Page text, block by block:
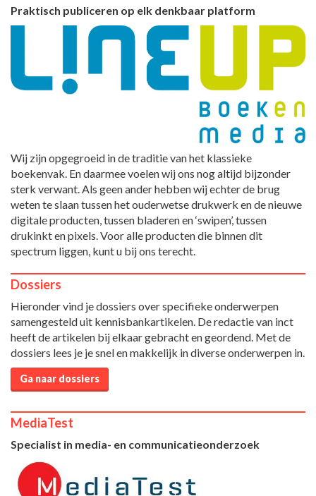
Praktisch publiceren op elk denkbaar platform
Wij zijn opgegroeid in de traditie van het klassieke
boekenvak. En daarmee voelen wij ons nog altijd bijzonder
sterk verwant. Als geen ander hebben wij echter de brug
weten te slaan tussen het ouderwetse drukwerk en de nieuwe
digitale producten, tussen bladeren en ‘swipen’, tussen
drukinkt en pixels. Voor alle producten die binnen dit
spectrum liggen, kunt u bij ons terecht.
Dossiers
Hieronder vind je dossiers over specifieke onderwerpen
samengesteld uit kennisbankartikelen. De redactie van inct
heeft de artikelen bij elkaar gebracht en geordend. Met de
dossiers lees je je snel en makkelijk in diverse onderwerpen in.
Ga naar dossiers
MediaTest
Specialist in media- en communicatieonderzoek